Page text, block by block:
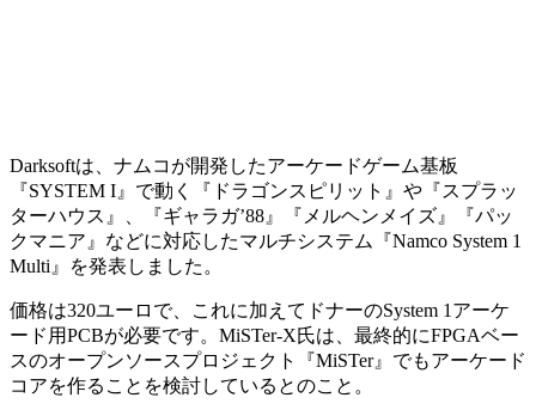
Darksoftは、ナムコが開発したアーケードゲーム基板
『SYSTEM I』で動く『ドラゴンスピリット』や『スプラッ
ターハウス』、『ギャラガ’88』『メルヘンメイズ』『パッ
クマニア』などに対応したマルチシステム『Namco System 1
Multi』を発表しました。
価格は320ユーロで、これに加えてドナーのSystem 1アーケ
ード用PCBが必要です。MiSTer-X氏は、最終的にFPGAベー
スのオープンソースプロジェクト『MiSTer』でもアーケード
コアを作ることを検討しているとのこと。